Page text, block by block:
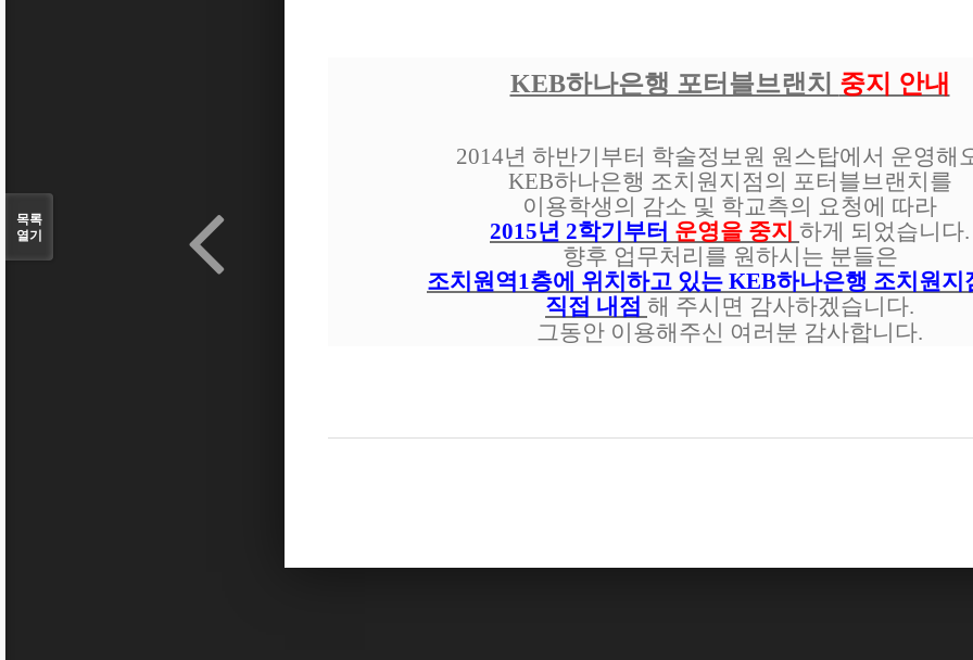
KEB하나은행 포터블브랜치 중지 안내
2014년 하반기부터 학술정보원 원스탑에서 운영해
KEB하나은행 조치원지점의 포터블브랜치를
이용학생의 감소 및 학교측의 요청에 따라
2015년 2학기부터 운영을 중지 하게 되었습니다.
향후 업무처리를 원하시는 분들은
조치원역1층에 위치하고 있는 KEB하나은행 조치원지
직접 내점 해 주시면 감사하겠습니다.
그동안 이용해주신 여러분 감사합니다.
목록
열기